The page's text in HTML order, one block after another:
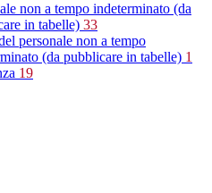
non a tempo indeterminato (da
in tabelle) 33
personale non a tempo
(da pubblicare in tabelle) 1
19